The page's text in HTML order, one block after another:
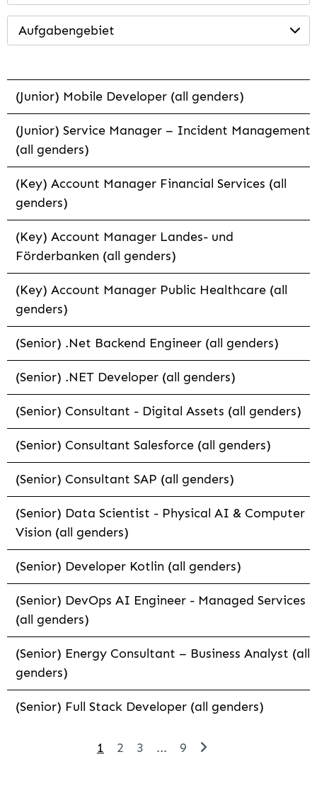
Aufgabengebiet
(Junior) Mobile Developer (all genders)
(Junior) Service Manager – Incident Management
(all genders)
(Key) Account Manager Financial Services (all
genders)
(Key) Account Manager Landes- und
Förderbanken (all genders)
(Key) Account Manager Public Healthcare (all
genders)
(Senior) .Net Backend Engineer (all genders)
(Senior) .NET Developer (all genders)
(Senior) Consultant - Digital Assets (all genders)
(Senior) Consultant Salesforce (all genders)
(Senior) Consultant SAP (all genders)
(Senior) Data Scientist - Physical AI & Computer
Vision (all genders)
(Senior) Developer Kotlin (all genders)
(Senior) DevOps AI Engineer - Managed Services
(all genders)
(Senior) Energy Consultant – Business Analyst (all
genders)
(Senior) Full Stack Developer (all genders)
1 2 3 ... 9